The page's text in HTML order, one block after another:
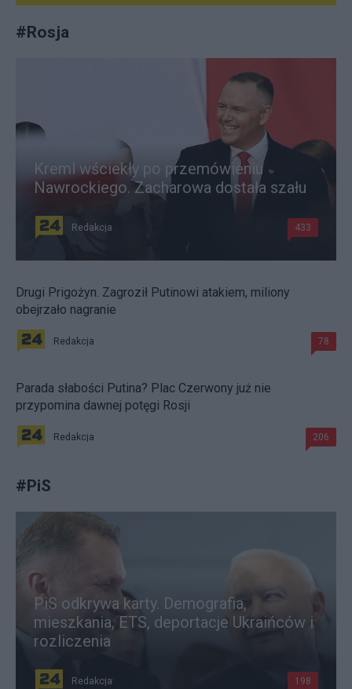
#Rosja
Kreml wściekły po przemówieniu
Nawrockiego. Zacharowa dostała szału
Redakcja 433
Drugi Prigożyn. Zagroził Putinowi atakiem, miliony
obejrzało nagranie
Redakcja 78
Parada słabości Putina? Plac Czerwony już nie
przypomina dawnej potęgi Rosji
Redakcja 206
#PiS
PiS odkrywa karty. Demografia,
mieszkania, ETS, deportacje Ukraińców i
rozliczenia
Redakcja 198